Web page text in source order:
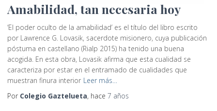
Amabilidad, tan necesaria hoy
‘El poder oculto de la amabilidad’ es el título del libro escrito
por Lawrence G. Lovasik, sacerdote misionero, cuya publicación
póstuma en castellano (Rialp 2015) ha tenido una buena
acogida. En esta obra, Lovasik afirma que esta cualidad se
caracteriza por estar en el entramado de cualidades que
muestran finura interior Leer más…
Por Colegio Gaztelueta, hace 7 años